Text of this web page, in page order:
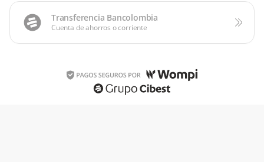
Transferencia Bancolombia
Cuenta de ahorros o corriente